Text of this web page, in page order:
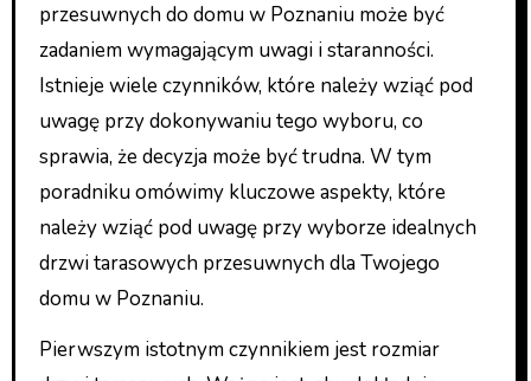
przesuwnych do domu w Poznaniu może być
zadaniem wymagającym uwagi i staranności.
Istnieje wiele czynników, które należy wziąć pod
uwagę przy dokonywaniu tego wyboru, co
sprawia, że decyzja może być trudna. W tym
poradniku omówimy kluczowe aspekty, które
należy wziąć pod uwagę przy wyborze idealnych
drzwi tarasowych przesuwnych dla Twojego
domu w Poznaniu.
Pierwszym istotnym czynnikiem jest rozmiar